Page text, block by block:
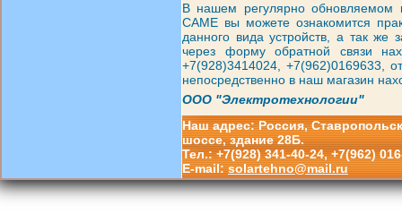
В нашем регулярно обновляемом
CAME вы можете ознакомится
данного вида устройств, а так же
через форму обратной связи
+7(928)3414024, +7(962)0169633,
непосредственно в наш магазин
ООО "Электротехнологии"
Наш адрес: Россия,
шоссе, здание 28Б.
Тел.: +7(928) 341-40-24, +7(962)
E-mail:solartehno@mail.ru